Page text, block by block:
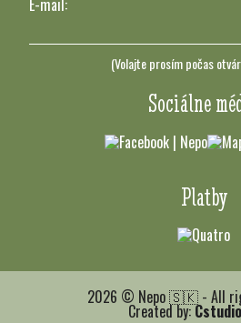
E-mail:
(Volajte prosím počas
Sociálne
Platby
2026 © Nepo 🇸🇰 - All
Created by: